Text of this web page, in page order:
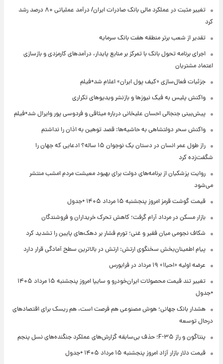
تغییر مثبت در عملکرد مالی بانک صادرات ایران/ درآمد عملیاتی ۸۰ درصد رشد
کرد
تقدیر از شعب برتر منطقه هفت بانک سرمایه
اجرای برنامه تحول بانک با تمرکز بر منابع پایدار، درآمدهای کارمزدی و بازسازی
اعتماد مشتریان
جزئیات فعال‌سازی «کیف پول ایران» اعلام شد+فیلم
واکنش پلیس به فیک نیوزها و بازنشر ویدیوهای تکراری
پیش‌بینی جنجالی احسان علیخانی درباره میثاقی و فردوسی پور وایرال شد+فیلم
واکنش سحر دولتشاهی به حاشیه‌ها: قصد توهین به اذان را نداشتم
راز طول عمر انسان در دستان یک نوجوان ۱۵ ساله؟ ادعایی که جهان را
شگفت‌زده کرد
روایت پزشکیان از برنامه‌های دولت برای بهبود معیشت مردم امشب منتشر
می‌شود
قیمت گوشت قرمز امروز پنجشنبه ۱۵ مرداد ۱۴۰۵ +جدول
بازار مسکن در مرداد آرام گرفت؛ کاهش تحرک خریداران و فروشندگان
شکاف نجومی میان فقیر و غنی؛ تورم فشار بر دهک‌های پایین را تشدید کرد
پیام اطمینان‌بخش سخنگوی ارتش: ارتش در بالاترین سطح آمادگی قرار دارد
عرضه اولیه «احیا۱» ۱۹ مرداد در فرابورس
تغییر تند قیمت محصولات ایران‌خودرو و سایپا امروز پنجشنبه ۱۵ مرداد ۱۴۰۵
+جدول
هشدار بانک جهانی؛ هوش مصنوعی هم فرصت است، هم ریسک برای اقتصادهای
درحال توسعه
پنتاگون و راز F-۳۵؛ حذف بی‌سابقه گزارش‌های عملکرد جنگنده‌های نسل پنجم
قیمت دلار بازار آزاد امروز پنجشنبه ۱۵ مرداد ۱۴۰۵ +جدول